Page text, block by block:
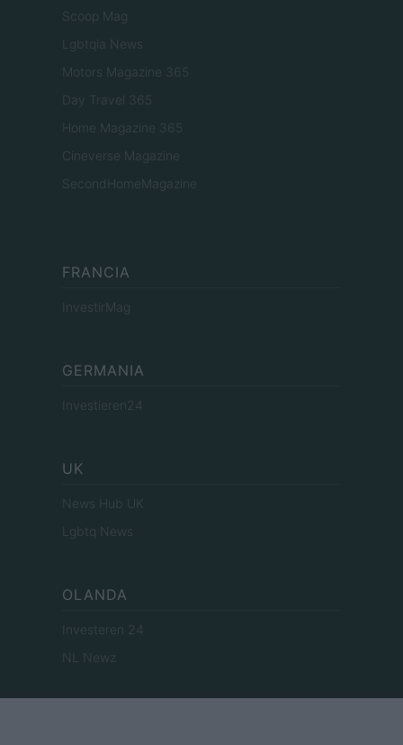
Scoop Mag
Lgbtqia News
Motors Magazine 365
Day Travel 365
Home Magazine 365
Cineverse Magazine
SecondHomeMagazine
FRANCIA
InvestirMag
GERMANIA
Investieren24
UK
News Hub UK
Lgbtq News
OLANDA
Investeren 24
NL Newz